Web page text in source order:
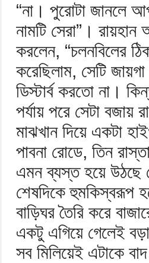
“না। পুরোটা জানলে
নামটি সেরা”।
করলেন, “চলনবিলের
করেছিলাম, সেটি
ডিস্টার্ব করতো না।
পর্যায় পরে সেটা
মাঝখান দিয়ে একটা
পাবনা রোডে, তিন
এমন ব্যস্ত হয়ে উঠছে
শেষদিকে হুমকিস্বরূপ
বাড়িঘর তৈরি করে
একটু এগিয়ে গেলেই
সব মিলিয়েই এটাকে